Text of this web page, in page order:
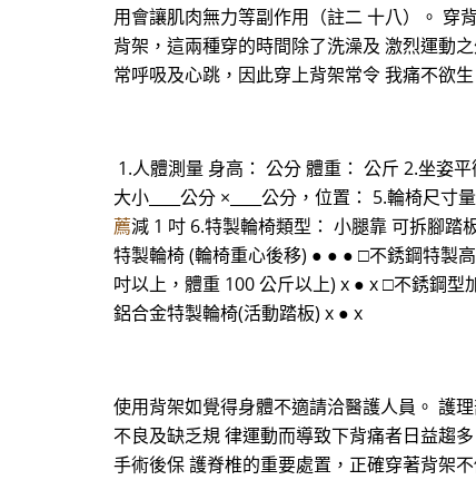
用會讓肌肉無力等副作用（註二 十八）。 穿
背架，這兩種穿的時間除了洗澡及 激烈運動
常呼吸及心跳，因此穿上背架常令 我痛不欲
1.人體測量 身高： 公分 體重： 公斤 2.坐姿
大小____公分 ×____公分，位置： 5.輪椅尺寸
薦減 1 吋 6.特製輪椅類型： 小腿靠 可拆腳
特製輪椅 (輪椅重心後移) ● ● ● □不銹鋼特製
吋以上，體重 100 公斤以上) x ● x □不銹鋼
鋁合金特製輪椅(活動踏板) x ● x
使用背架如覺得身體不適請洽醫護人員。 護
不良及缺乏規 律運動而導致下背痛者日益趨
手術後保 護脊椎的重要處置，正確穿著背架